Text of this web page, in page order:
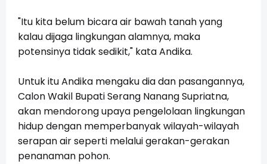
"Itu kita belum bicara air bawah tanah yang
kalau dijaga lingkungan alamnya, maka
potensinya tidak sedikit," kata Andika.
Untuk itu Andika mengaku dia dan pasangannya,
Calon Wakil Bupati Serang Nanang Supriatna,
akan mendorong upaya pengelolaan lingkungan
hidup dengan memperbanyak wilayah-wilayah
serapan air seperti melalui gerakan-gerakan
penanaman pohon.